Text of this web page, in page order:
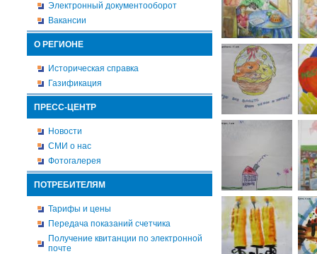
Электронный документооборот
Вакансии
О РЕГИОНЕ
Историческая справка
Газификация
ПРЕСС-ЦЕНТР
Новости
СМИ о нас
Фотогалерея
ПОТРЕБИТЕЛЯМ
Тарифы и цены
Передача показаний счетчика
Получение квитанции по электронной
почте